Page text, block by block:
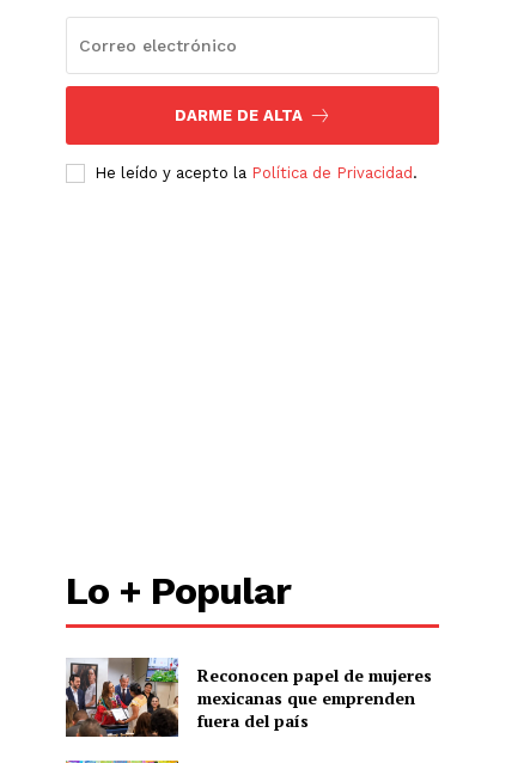
DARME DE ALTA
He leído y acepto la Política de Privacidad .
Lo + Popular
Reconocen papel de mujeres
mexicanas que emprenden
fuera del país